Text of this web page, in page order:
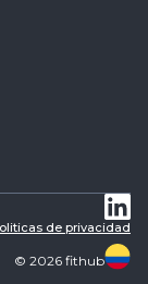
de privacidad
© 2026 fithub